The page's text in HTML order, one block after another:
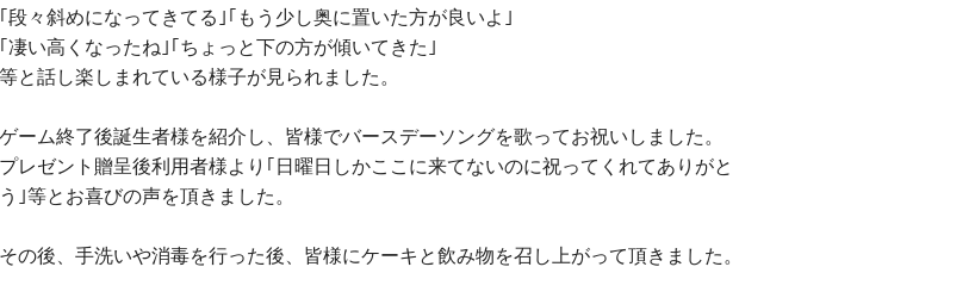
｢段々斜めになってきてる｣｢もう少し奥に置いた方が良いよ｣
｢凄い高くなったね｣｢ちょっと下の方が傾いてきた｣
等と話し楽しまれている様子が見られました。
ゲーム終了後誕生者様を紹介し、皆様でバースデーソングを歌ってお祝いしました。
プレゼント贈呈後利用者様より｢日曜日しかここに来てないのに祝ってくれてありがと
う｣等とお喜びの声を頂きました。
その後、手洗いや消毒を行った後、皆様にケーキと飲み物を召し上がって頂きました。